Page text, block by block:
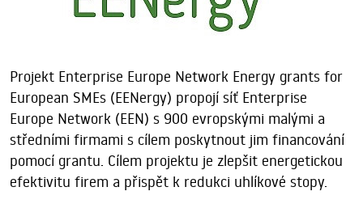
Projekt Enterprise Europe Network Energy grants for
European SMEs (EENergy) propojí síť Enterprise
Europe Network (EEN) s 900 evropskými malými a
středními firmami s cílem poskytnout jim financování
pomocí grantu. Cílem projektu je zlepšit energetickou
efektivitu firem a přispět k redukci uhlíkové stopy.